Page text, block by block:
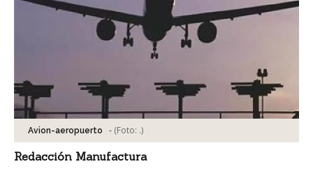
Avion-aeropuerto - (Foto: .)
Redacción Manufactura